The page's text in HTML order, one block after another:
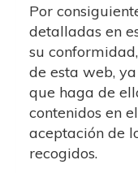
Por
detalladas en
su
de esta web,
que haga de
contenidos en
aceptación de
recogidos.